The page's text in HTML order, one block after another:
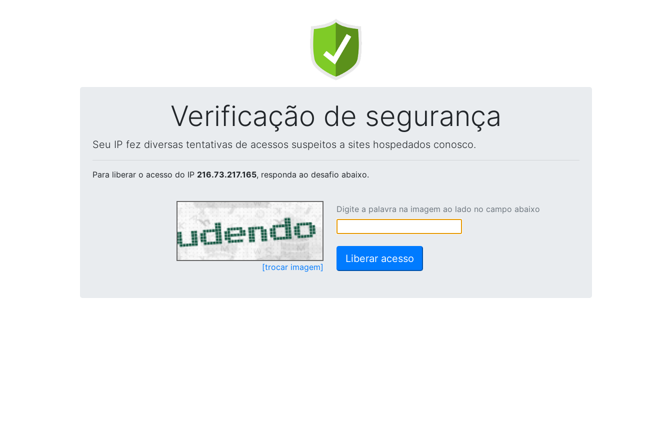
Verificação de segurança
Seu IP fez diversas tentativas de acessos suspeitos a sites hospedados conosco.
Para liberar o acesso do IP 216.73.217.165, responda ao desafio abaixo.
[trocar imagem]
Digite a palavra na imagem ao lado no campo abaixo